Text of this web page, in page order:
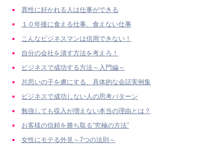
異性に好かれる人は仕事ができる
１０年後に食える仕事、食えない仕事
こんなビジネスマンは信用できない！
自分の会社を潰す方法を考えろ！
ビジネスで成功する方法～入門編～
片思いの子を虜にする、具体的な会話実例集
ビジネスで成功しない人の思考パターン
勉強しても収入が増えない本当の理由とは？
お客様の信頼を勝ち取る“究極の方法”
女性にモテる外見～7つの法則～